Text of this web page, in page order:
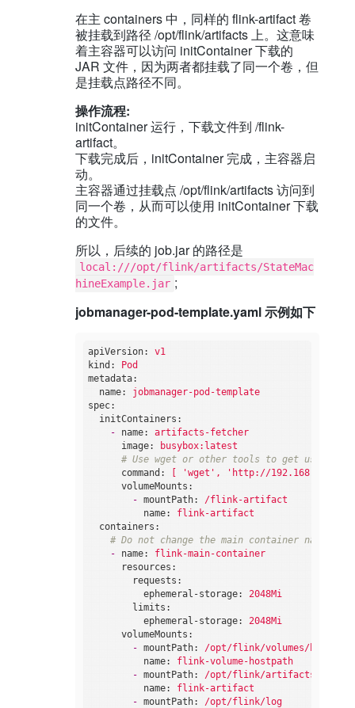
在主 containers 中，同样的 flink-artifact 卷
被挂载到路径 /opt/flink/artifacts 上。这意味
着主容器可以访问 initContainer 下载的
JAR 文件，因为两者都挂载了同一个卷，但
是挂载点路径不同。
操作流程:
initContainer 运行，下载文件到 /flink-
artifact。
下载完成后，initContainer 完成，主容器启
动。
主容器通过挂载点 /opt/flink/artifacts 访问到
同一个卷，从而可以使用 initContainer 下载
的文件。
所以，后续的 job.jar 的路径是
local:///opt/flink/artifacts/StateMac
hineExample.jar ;
jobmanager-pod-template.yaml 示例如下
apiVersion:
v1
kind:
Pod
metadata:
name:
jobmanager-pod-template
spec:
initContainers:
-
name:
artifacts-fetcher
image:
busybox:latest
# Use wget or other tools to get user jars
command:
'wget' ,
'http://
volumeMounts:
- mountPath:
/flink-artifact
name:
flink-artifact
containers:
# Do not change the main container name
-
name:
flink-main-container
resources:
requests:
ephemeral-storage:
2048Mi
limits:
ephemeral-storage:
2048Mi
volumeMounts:
- mountPath:
/opt/flink/volumes/hostpath
name:
flink-volume-hostpath
- mountPath:
/opt/flink/artifacts
name:
flink-artifact
- mountPath:
/opt/flink/log